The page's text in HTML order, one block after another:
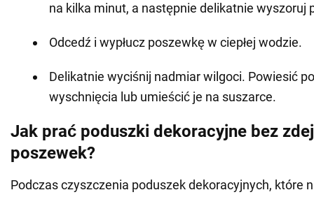
na kilka minut, a następnie delikatnie wyszoruj
Odcedź i wypłucz poszewkę w ciepłej wodzie.
Delikatnie wyciśnij nadmiar wilgoci. Powiesić
wyschnięcia lub umieścić je na suszarce.
Jak prać poduszki dekoracyjne bez
poszewek?
Podczas czyszczenia poduszek dekoracyjnych, które